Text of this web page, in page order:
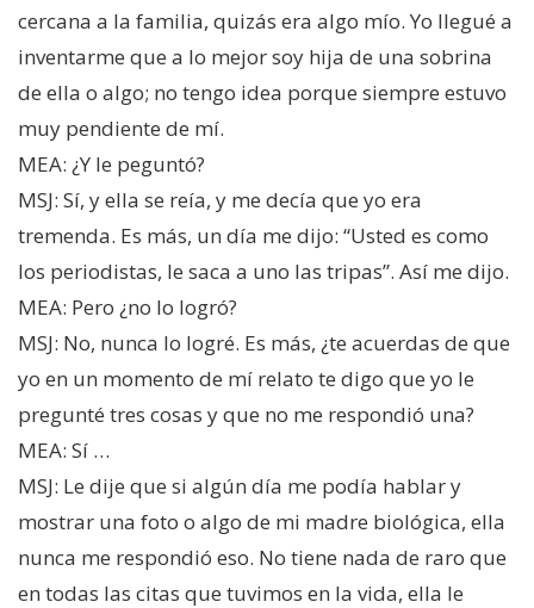
cercana a la familia, quizás era algo mío. Yo llegué a
inventarme que a lo mejor soy hija de una sobrina
de ella o algo; no tengo idea porque siempre estuvo
muy pendiente de mí.
MEA: ¿Y le peguntó?
MSJ: Sí, y ella se reía, y me decía que yo era
tremenda. Es más, un día me dijo: “Usted es como
los periodistas, le saca a uno las tripas”. Así me dijo.
MEA: Pero ¿no lo logró?
MSJ: No, nunca lo logré. Es más, ¿te acuerdas de que
yo en un momento de mí relato te digo que yo le
pregunté tres cosas y que no me respondió una?
MEA: Sí …
MSJ: Le dije que si algún día me podía hablar y
mostrar una foto o algo de mi madre biológica, ella
nunca me respondió eso. No tiene nada de raro que
en todas las citas que tuvimos en la vida, ella le